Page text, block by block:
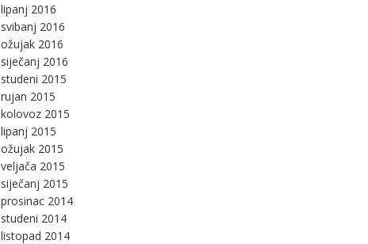
lipanj 2016
svibanj 2016
ožujak 2016
siječanj 2016
studeni 2015
rujan 2015
kolovoz 2015
lipanj 2015
ožujak 2015
veljača 2015
siječanj 2015
prosinac 2014
studeni 2014
listopad 2014